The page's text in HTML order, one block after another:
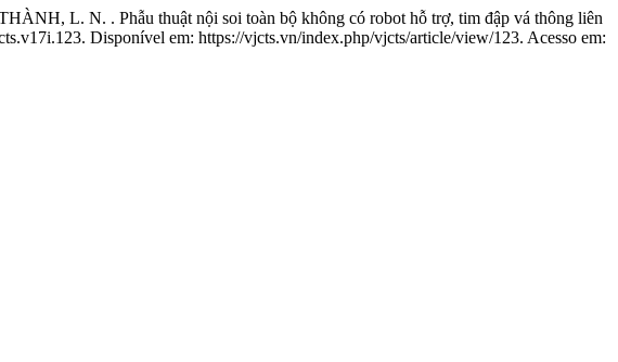
L. N. . Phẫu thuật nội soi toàn bộ không có robot hỗ trợ, tim đập vá thông liên
Disponível em: https://vjcts.vn/index.php/vjcts/article/view/123. Acesso em: